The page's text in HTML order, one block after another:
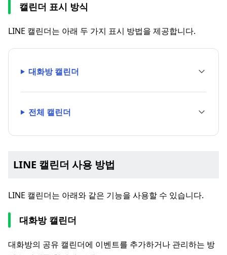
캘린더 표시 방식
LINE 캘린더는 아래 두 가지 표시 방법을 제공합니다.
대화방 캘린더
전체 캘린더
LINE 캘린더 사용 방법
LINE 캘린더는 아래와 같은 기능을 사용할 수 있습니다.
대화방 캘린더
대화방의 공유 캘린더에 이벤트를 추가하거나 관리하는 방